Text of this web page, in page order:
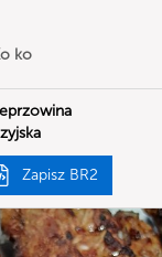
ko
Zapisz BR2